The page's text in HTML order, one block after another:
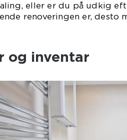
eller er du på udkig
renoveringen er, desto
og inventar